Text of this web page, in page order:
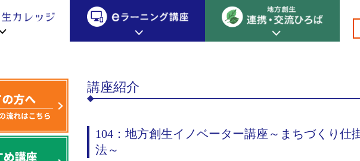
地方創生カレッジ
生カレッジ HOME
ッジ活用の流れ eラーニング講座 HOME
ラリ
eラーニング講座
ニング講座 HOME
連
交流ひろば HOME
ろばについて
る地方創生専門人材 地方創生の実践事例紹介
ロジェクト
分野別プロデューサー 専門編 分野別プロデューサー その他
ップ技法～
講座紹介
104：地方創生イノベーター講座～まちづくり仕
法～